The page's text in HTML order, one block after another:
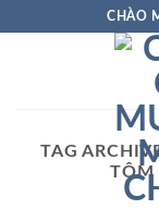
CHÀO
TAG
TÔM